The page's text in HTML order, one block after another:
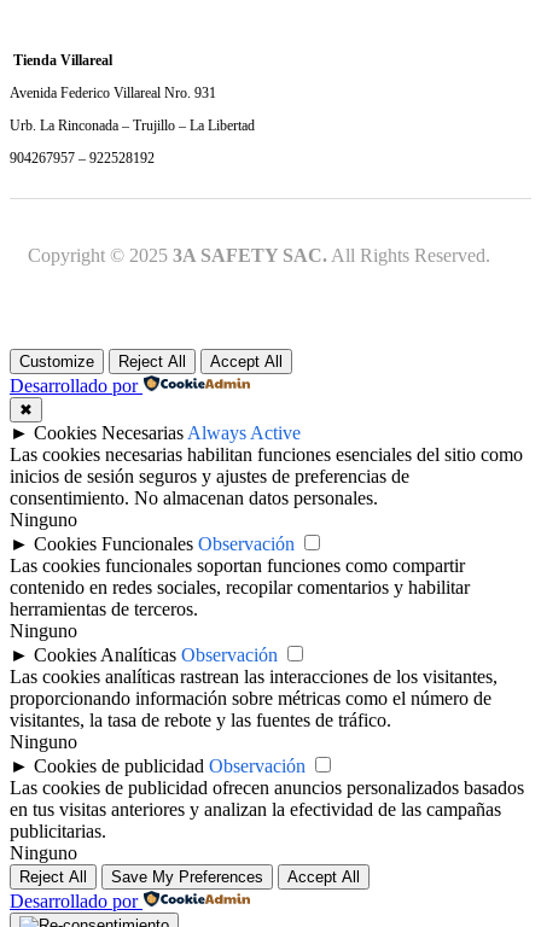
Tienda Villareal
Avenida Federico Villareal Nro. 931
Urb. La Rinconada – Trujillo – La Libertad
904267957 – 922528192
Copyright © 2025 3A SAFETY SAC. All Rights Reserved.
Customize Reject All Accept All
Desarrollado por
✖
► Cookies Necesarias Always Active
Las cookies necesarias habilitan funciones esenciales del sitio como
inicios de sesión seguros y ajustes de preferencias de
consentimiento. No almacenan datos personales.
Ninguno
► Cookies Funcionales Observación
Las cookies funcionales soportan funciones como compartir
contenido en redes sociales, recopilar comentarios y habilitar
herramientas de terceros.
Ninguno
► Cookies Analíticas Observación
Las cookies analíticas rastrean las interacciones de los visitantes,
proporcionando información sobre métricas como el número de
visitantes, la tasa de rebote y las fuentes de tráfico.
Ninguno
► Cookies de publicidad Observación
Las cookies de publicidad ofrecen anuncios personalizados basados
en tus visitas anteriores y analizan la efectividad de las campañas
publicitarias.
Ninguno
Reject All Save My Preferences Accept All
Desarrollado por